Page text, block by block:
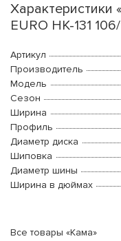
EURO НК-131
Артикул
Производитель
Модель
Сезон
Ширина
Профиль
Диаметр диска
Шиповка
Диаметр шины
Ширина в дюймах
Все товары «Кама»